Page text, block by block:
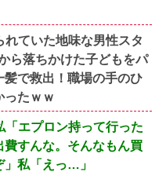
ていた地味な男性スタ
ら落ちかけた子どもをパ
で救出！職場の手のひ
ったｗｗ
エプロン持って行った
すんな。そんなもん買
」私「えっ…」